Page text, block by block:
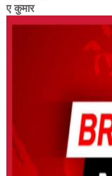
ए कुमार